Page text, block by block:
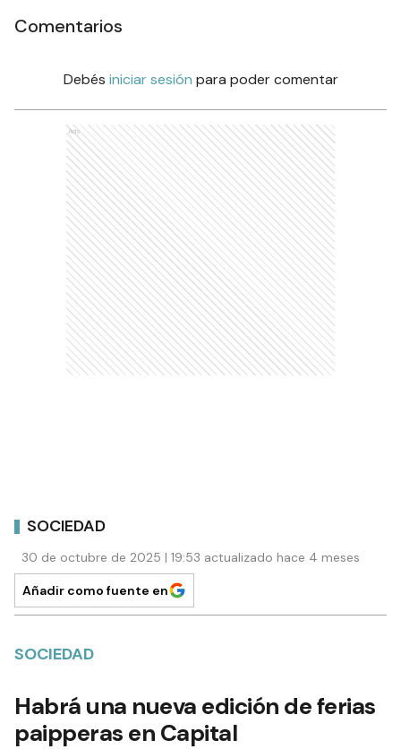
Comentarios
Debés iniciar sesión para poder comentar
Ads
SOCIEDAD
30 de octubre de 2025 | 19:53 actualizado hace 4 meses
Añadir como fuente en
SOCIEDAD
Habrá una nueva edición de ferias
paipperas en Capital